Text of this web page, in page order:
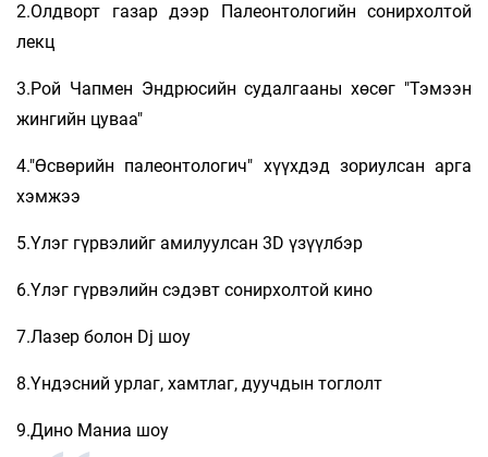
2.Олдворт газар дээр Палеонтологийн сонирхолтой
лекц
3.Рой Чапмен Эндрюсийн судалгааны хөсөг "Тэмээн
жингийн цуваа"
4."Өсвөрийн палеонтологич" хүүхдэд зориулсан арга
хэмжээ
5.Үлэг гүрвэлийг амилуулсан 3D үзүүлбэр
6.Үлэг гүрвэлийн сэдэвт сонирхолтой кино
7.Лазер болон Dj шоу
8.Үндэсний урлаг, хамтлаг, дуучдын тоглолт
9.Дино Маниа шоу